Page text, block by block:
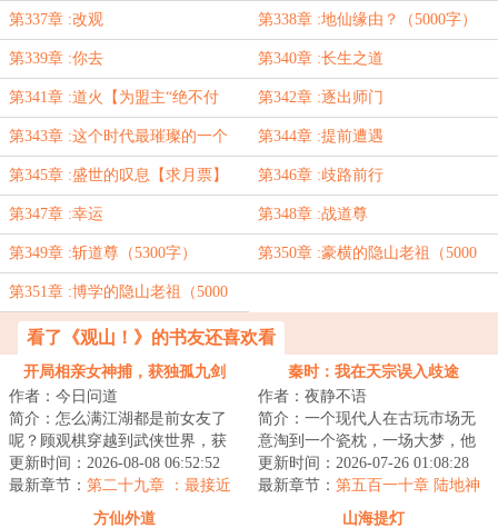
第337章 :改观 第338章 :地仙缘由？（5000字）
第339章 :你去 第340章 :长生之道
第341章 :道火【为盟主“绝不付
款”加更】
第342章 :逐出师门
第343章 :这个时代最璀璨的一个 第344章 :提前遭遇
第345章 :盛世的叹息【求月票】 第346章 :歧路前行
第347章 :幸运 第348章 :战道尊
第349章 :斩道尊（5300字） 第350章 :豪横的隐山老祖（5000
第351章 :博学的隐山老祖（5000
字）看了《观山！》的书友还喜欢看
开局相亲女神捕，获独孤九剑
作者：今日问道
简介：怎么满江湖都是前女友了
呢？顾观棋穿越到武侠世界，获
得【相亲系统】。只要相亲就可
以获得各种武林...
更新时间：2026-08-08 06:52:52
最新章节： 第二十九章 ：最接近
秦时：我在天宗误入歧途
作者：夜静不语
简介：一个现代人在古玩市场无
意淘到一个瓷枕，一场大梦，他
的灵魂穿越到了一个战火纷飞的
年代，这里诸子...
更新时间：2026-07-26 01:08:28
最新章节： 第五百一十章 陆地神
仙，乐土（完）
方仙外道
山海提灯